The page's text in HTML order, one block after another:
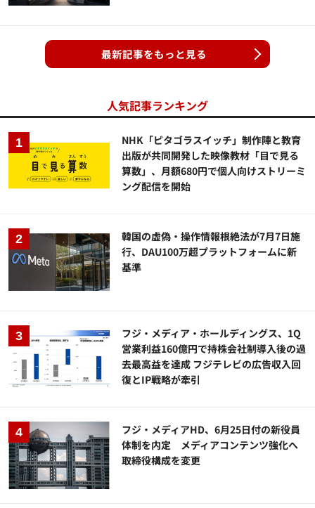
最新記事をもっと見る
人気記事ランキング
NHK「ピタゴラスイッチ」制作陣と教育
出版が共同開発した映像教材「目で見る
算数」、月額680円で個人向けストリーミ
ング配信を開始
韓国の虚偽・操作情報根絶法が7月7日施
行、DAU100万超プラットフォームに新
基準
フジ・メディア・ホールディングス、1Q
営業利益160億円で持株会社制導入後の過
去最高益を達成 フジテレビの広告収入回
復とIP戦略が牽引
フジ・メディアHD、6月25日付の新役員
体制を内定 メディアコンテンツ強化へ
取締役構成を変更